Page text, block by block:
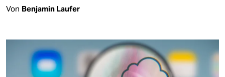
Von Benjamin Laufer